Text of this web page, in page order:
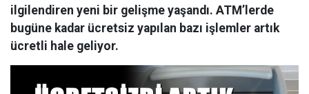
ilgilendiren yeni bir gelişme yaşandı. ATM’lerde
bugüne kadar ücretsiz yapılan bazı işlemler artık
ücretli hale geliyor.